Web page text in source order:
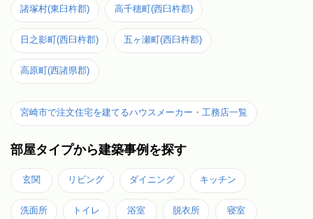
諸塚村(東臼杵郡) 高千穂町(西臼杵郡)
日之影町(西臼杵郡) 五ヶ瀬町(西臼杵郡)
高原町(西諸県郡)
宮崎市で注文住宅を建てるハウスメーカー・工務店一覧
部屋タイプから建築事例を探す
玄関 リビング ダイニング キッチン
洗面所 トイレ 浴室 脱衣所 寝室